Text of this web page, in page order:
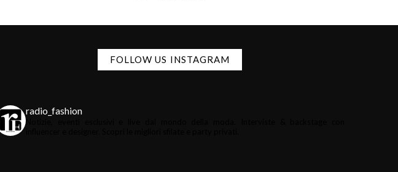
FOLLOW US INSTAGRAM
radio_fashion